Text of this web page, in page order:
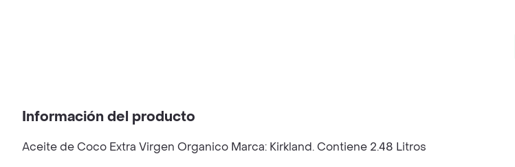
Información del producto
Aceite de Coco Extra Virgen Organico Marca: Kirkland. Contiene 2.48 Litros